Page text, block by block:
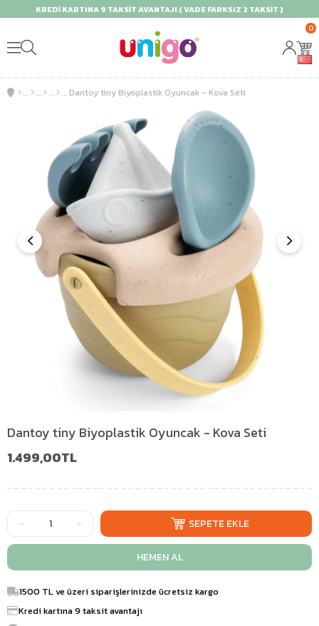
KREDİ KARTINA 9 TAKSİT AVANTAJI ( VADE FARKSIZ 2 TAKSİT )
0
Dantoy tiny Biyoplastik Oyuncak - Kova Seti
Dantoy tiny Biyoplastik Oyuncak - Kova Seti
1.499,00TL
1500 TL ve üzeri siparişlerinizde ücretsiz kargo
Kredi kartına 9 taksit avantajı